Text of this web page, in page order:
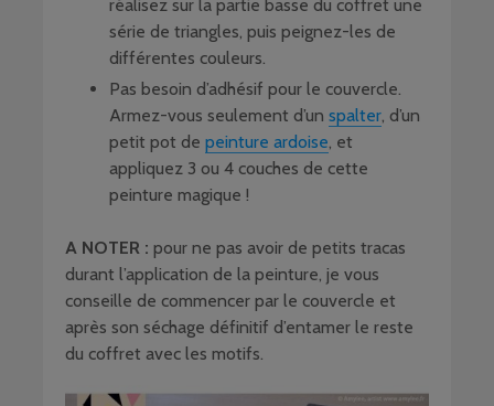
réalisez sur la partie basse du coffret une
série de triangles, puis peignez-les de
différentes couleurs.
Pas besoin d’adhésif pour le couvercle.
Armez-vous seulement d’un spalter, d’un
petit pot de peinture ardoise, et
appliquez 3 ou 4 couches de cette
peinture magique !
A NOTER : pour ne pas avoir de petits tracas
durant l’application de la peinture, je vous
conseille de commencer par le couvercle et
après son séchage définitif d’entamer le reste
du coffret avec les motifs.